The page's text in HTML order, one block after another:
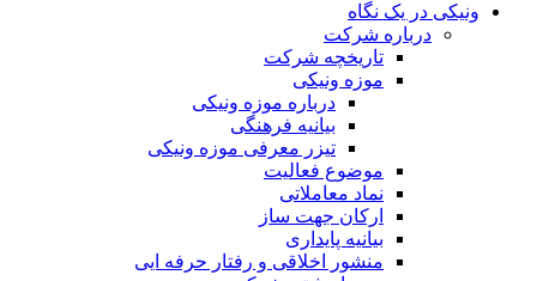
ونیکی در یک نگاه
درباره شرکت
تاریخچه شرکت
موزه ونیکی
درباره موزه ونیکی
بیانیه فرهنگی
تیزر معرفی موزه ونیکی
موضوع فعالیت
نماد معاملاتی
ارکان جهت ساز
بیانیه پایداری
منشور اخلاقی و رفتار حرفه ایی